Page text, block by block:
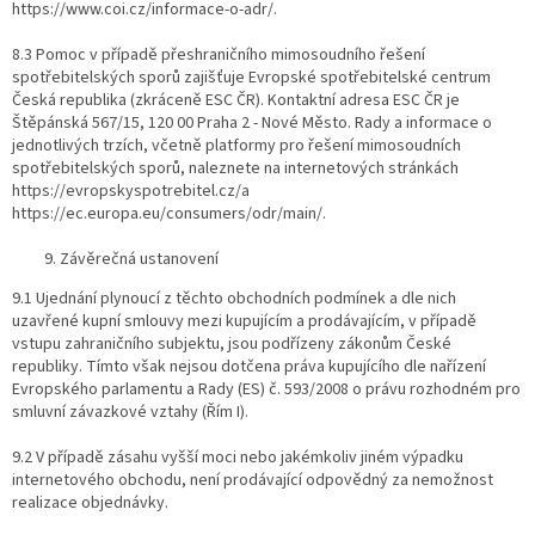
https://www.coi.cz/informace-o-adr/​.
8.3 Pomoc v případě přeshraničního mimosoudního řešení
spotřebitelských sporů zajišťuje Evropské spotřebitelské centrum
Česká republika (zkráceně ESC ČR). Kontaktní adresa ESC ČR je
Štěpánská 567/15, 120 00 Praha 2 - Nové Město. Rady a informace o
jednotlivých trzích, včetně platformy pro řešení mimosoudních
spotřebitelských sporů, naleznete na internetových stránkách
https://evropskyspotrebitel.cz/​a​
https://ec.europa.eu/consumers/odr/main/​.
Závěrečná ustanovení
9.1 Ujednání plynoucí z těchto obchodních podmínek a dle nich
uzavřené kupní smlouvy mezi kupujícím a prodávajícím, v případě
vstupu zahraničního subjektu, jsou podřízeny zákonům České
republiky. Tímto však nejsou dotčena práva kupujícího dle nařízení
Evropského parlamentu a Rady (ES) č. 593/2008 o právu rozhodném pro
smluvní závazkové vztahy (Řím I).
9.2 V případě zásahu vyšší moci nebo jakémkoliv jiném výpadku
internetového obchodu, není prodávající odpovědný za nemožnost
realizace objednávky.